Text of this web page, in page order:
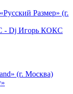
Размер» (г.
- Dj Игорь КОКС
(г. Москва)